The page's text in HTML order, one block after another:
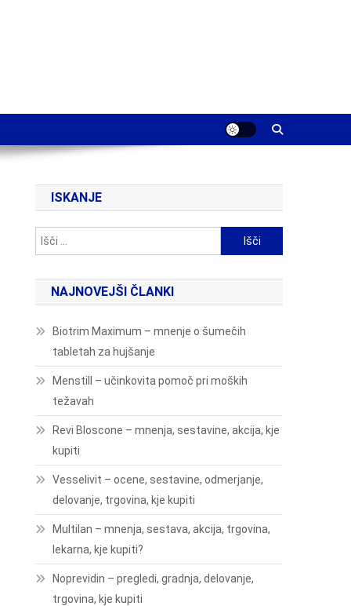
ISKANJE
NAJNOVEJŠI ČLANKI
Biotrim Maximum – mnenje o šumečih
tabletah za hujšanje
Menstill – učinkovita pomoč pri moških
težavah
Revi Bloscone – mnenja, sestavine, akcija, kje
kupiti
Vesselivit – ocene, sestavine, odmerjanje,
delovanje, trgovina, kje kupiti
Multilan – mnenja, sestava, akcija, trgovina,
lekarna, kje kupiti?
Noprevidin – pregledi, gradnja, delovanje,
trgovina, kje kupiti